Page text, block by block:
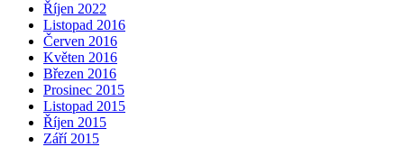
Říjen 2022
Listopad 2016
Červen 2016
Květen 2016
Březen 2016
Prosinec 2015
Listopad 2015
Říjen 2015
Září 2015